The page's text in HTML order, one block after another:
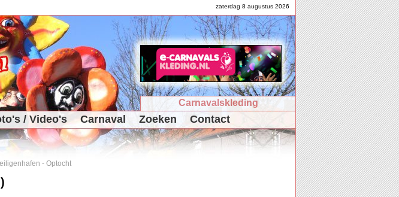
zaterdag 8 augustus 2026
Carnavalskleding
/ Video's Carnaval Zoeken Contact
- Optocht